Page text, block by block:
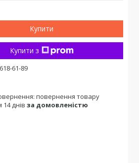
Купити
Купити з
61-89
повернення товару
14 днів за домовленістю